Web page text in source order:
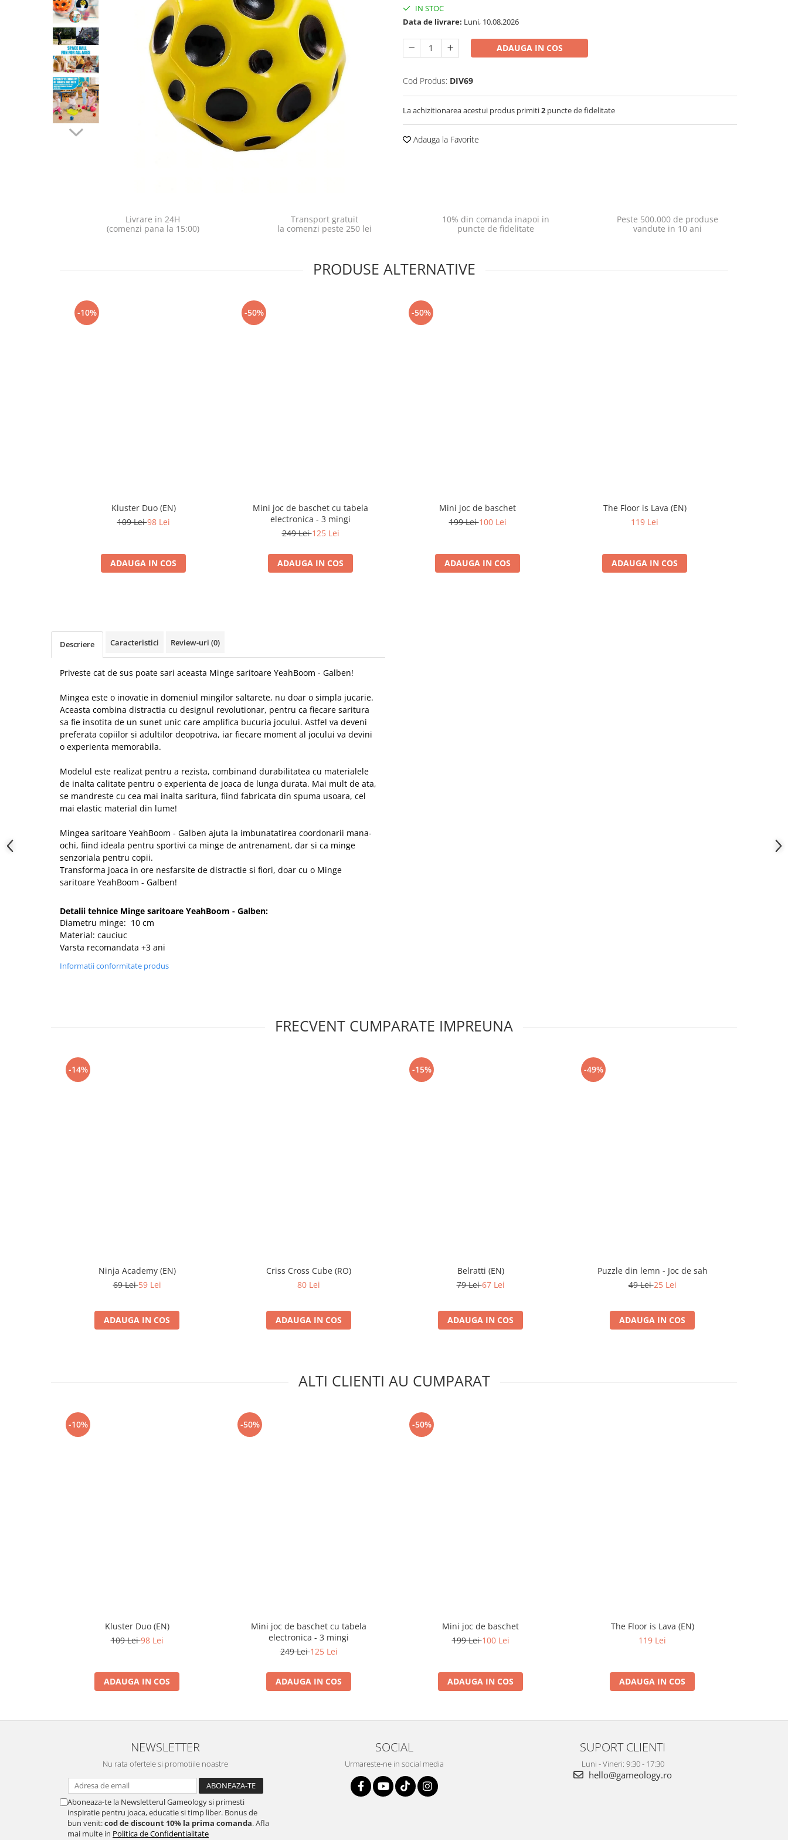
Jocuri pentru o persoana
Jocuri pentru 2 persoane
Game cunoscute
Carcassonne
Vezi toate produsele STEM
IN STOC
Data de livrare: Luni, 10.08.2026
ADAUGA IN COS
Cod Produs: DIV69
La achizitionarea acestui produs primiti2 puncte de fidelitate
Adauga la Favorite
Livrare in 24H
(comenzi pana la 15:00)
Transport gratuit
la comenzi peste 250 lei
10% din comanda inapoi in
puncte de fidelitate
Peste 500.000 de produse
vandute in 10 ani
PRODUSE ALTERNATIVE
-10%
Kluster Duo (EN)
109 Lei98 Lei
ADAUGA IN COS
-50%
Mini joc de baschet cu tabela
electronica - 3 mingi
249 Lei125 Lei
ADAUGA IN COS
-50%
Mini joc de baschet
199 Lei100 Lei
ADAUGA IN COS
The Floor is Lava (EN)
119 Lei
ADAUGA IN COS
Descriere Caracteristici Review-uri (0)
Priveste cat de sus poate sari aceasta Minge saritoare YeahBoom - Galben!
Mingea este o inovatie in domeniul mingilor saltarete, nu doar o simpla jucarie.
Aceasta combina distractia cu designul revolutionar, pentru ca fiecare saritura
sa fie insotita de un sunet unic care amplifica bucuria jocului. Astfel va deveni
preferata copiilor si adultilor deopotriva, iar fiecare moment al jocului va devini
o experienta memorabila.
Modelul este realizat pentru a rezista, combinand durabilitatea cu materialele
de inalta calitate pentru o experienta de joaca de lunga durata. Mai mult de ata,
se mandreste cu cea mai inalta saritura, fiind fabricata din spuma usoara, cel
mai elastic material din lume!
Mingea saritoare YeahBoom - Galben ajuta la imbunatatirea coordonarii mana-
ochi, fiind ideala pentru sportivi ca minge de antrenament, dar si ca minge
senzoriala pentru copii.
Transforma joaca in ore nesfarsite de distractie si fiori, doar cu o Minge
saritoare YeahBoom - Galben!
Detalii tehnice Minge saritoare YeahBoom - Galben:
Diametru minge: 10 cm
Material: cauciuc
Varsta recomandata +3 ani
Informatii conformitate produs
FRECVENT CUMPARATE IMPREUNA
-14%
Ninja Academy (EN)
69 Lei59 Lei
ADAUGA IN COS
Criss Cross Cube (RO)
80 Lei
ADAUGA IN COS
-15%
Belratti (EN)
79 Lei67 Lei
ADAUGA IN COS
-49%
Puzzle din lemn - Joc de sah
49 Lei25 Lei
ADAUGA IN COS
ALTI CLIENTI AU CUMPARAT
-10%
Kluster Duo (EN)
109 Lei98 Lei
ADAUGA IN COS
-50%
Mini joc de baschet cu tabela
electronica - 3 mingi
249 Lei125 Lei
ADAUGA IN COS
-50%
Mini joc de baschet
199 Lei100 Lei
ADAUGA IN COS
The Floor is Lava (EN)
119 Lei
ADAUGA IN COS
NEWSLETTER
Nu rata ofertele si promotiile noastre
Aboneaza-te la Newsletterul Gameology si primesti
inspiratie pentru joaca, educatie si timp liber. Bonus de
bun venit:cod de discount 10% la prima comanda. Afla
mai multe in Politica de Confidentialitate
SOCIAL
Urmareste-ne in social media
SUPORT CLIENTI
Luni - Vineri: 9:30 - 17:30
hello@gameology.ro